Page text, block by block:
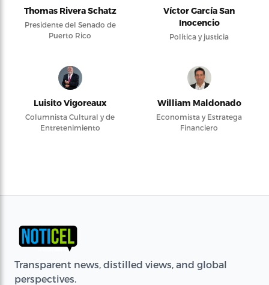
Thomas Rivera Schatz
Presidente del Senado de
Puerto Rico
Víctor García San
Inocencio
Política y justicia
Luisito Vigoreaux
Columnista Cultural y de
Entretenimiento
William Maldonado
Economista y Estratega
Financiero
Transparent news, distilled views, and global
perspectives.